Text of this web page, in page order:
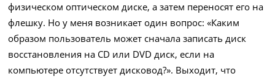
физическом оптическом диске, а затем переносят его на
флешку. Но у меня возникает один вопрос: «Каким
образом пользователь может сначала записать диск
восстановления на CD или DVD диск, если на
компьютере отсутствует дисковод?». Выходит, что